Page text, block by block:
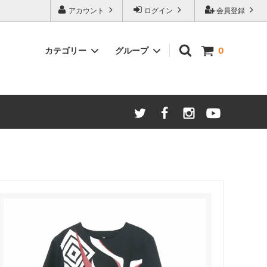
会員登録
ログイン
アカウント
0
カテゴリー グループ